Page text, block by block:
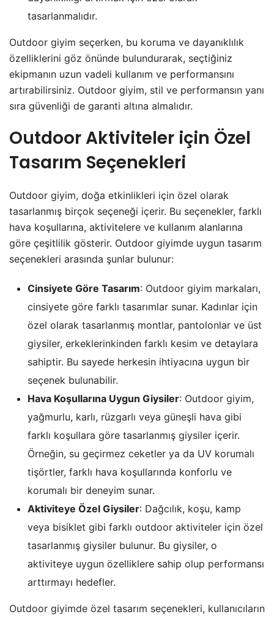
tasarlanmalıdır.
Outdoor giyim seçerken, bu koruma ve dayanıklılık
özelliklerini göz önünde bulundurarak, seçtiğiniz
ekipmanın uzun vadeli kullanım ve performansını
artırabilirsiniz. Outdoor giyim, stil ve performansın yanı
sıra güvenliği de garanti altına almalıdır.
Outdoor Aktiviteler için Özel
Tasarım Seçenekleri
Outdoor giyim, doğa etkinlikleri için özel olarak
tasarlanmış birçok seçeneği içerir. Bu seçenekler, farklı
hava koşullarına, aktivitelere ve kullanım alanlarına
göre çeşitlilik gösterir. Outdoor giyimde uygun tasarım
seçenekleri arasında şunlar bulunur:
Cinsiyete Göre Tasarım: Outdoor giyim markaları,
cinsiyete göre farklı tasarımlar sunar. Kadınlar için
özel olarak tasarlanmış montlar, pantolonlar ve üst
giysiler, erkeklerinkinden farklı kesim ve detaylara
sahiptir. Bu sayede herkesin ihtiyacına uygun bir
seçenek bulunabilir.
Hava Koşullarına Uygun Giysiler: Outdoor giyim,
yağmurlu, karlı, rüzgarlı veya güneşli hava gibi
farklı koşullara göre tasarlanmış giysiler içerir.
Örneğin, su geçirmez ceketler ya da UV korumalı
tişörtler, farklı hava koşullarında konforlu ve
korumalı bir deneyim sunar.
Aktiviteye Özel Giysiler: Dağcılık, koşu, kamp
veya bisiklet gibi farklı outdoor aktiviteler için özel
tasarlanmış giysiler bulunur. Bu giysiler, o
aktiviteye uygun özelliklere sahip olup performansı
arttırmayı hedefler.
Outdoor giyimde özel tasarım seçenekleri, kullanıcıların